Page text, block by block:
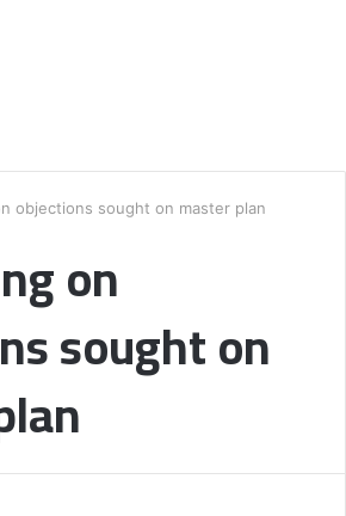
objections sought on master plan
on
sought on